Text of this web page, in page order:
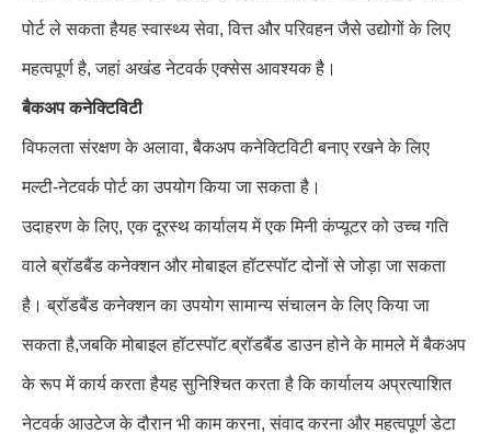
पोर्ट ले सकता हैयह स्वास्थ्य सेवा, वित्त और परिवहन जैसे उद्योगों के लिए
महत्वपूर्ण है, जहां अखंड नेटवर्क एक्सेस आवश्यक है।
बैकअप कनेक्टिविटी
विफलता संरक्षण के अलावा, बैकअप कनेक्टिविटी बनाए रखने के लिए
मल्टी-नेटवर्क पोर्ट का उपयोग किया जा सकता है।
उदाहरण के लिए, एक दूरस्थ कार्यालय में एक मिनी कंप्यूटर को उच्च गति
वाले ब्रॉडबैंड कनेक्शन और मोबाइल हॉटस्पॉट दोनों से जोड़ा जा सकता
है। ब्रॉडबैंड कनेक्शन का उपयोग सामान्य संचालन के लिए किया जा
सकता है,जबकि मोबाइल हॉटस्पॉट ब्रॉडबैंड डाउन होने के मामले में बैकअप
के रूप में कार्य करता हैयह सुनिश्चित करता है कि कार्यालय अप्रत्याशित
नेटवर्क आउटेज के दौरान भी काम करना, संवाद करना और महत्वपूर्ण डेटा